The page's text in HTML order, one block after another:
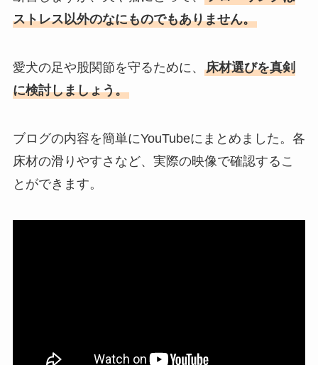
ストレス以外のなにものでもありません。
愛犬の足や股関節を守るために、 床材選びを真剣
に検討しましょう。
ブログの内容を簡単にYouTubeにまとめました。各
床材の滑りやすさなど、実際の映像で確認するこ
とができます。